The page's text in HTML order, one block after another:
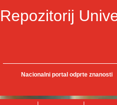
Repozitorij
Nacionalni portal odprte znanosti